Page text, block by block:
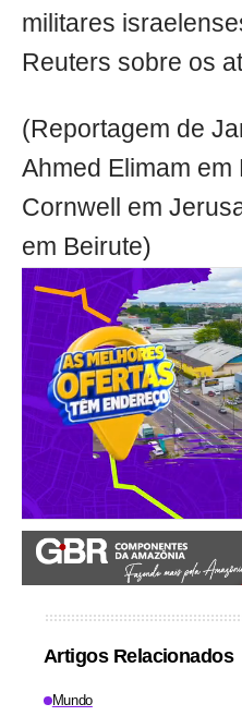
militares
Reuters sobre os
(Reportagem de
Ahmed Elimam
Cornwell em
em Beirute)
Artigos Relacionados
Mundo